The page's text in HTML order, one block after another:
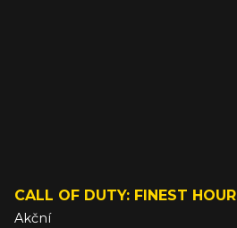
CALL OF DUTY: FINEST HOUR
Akční